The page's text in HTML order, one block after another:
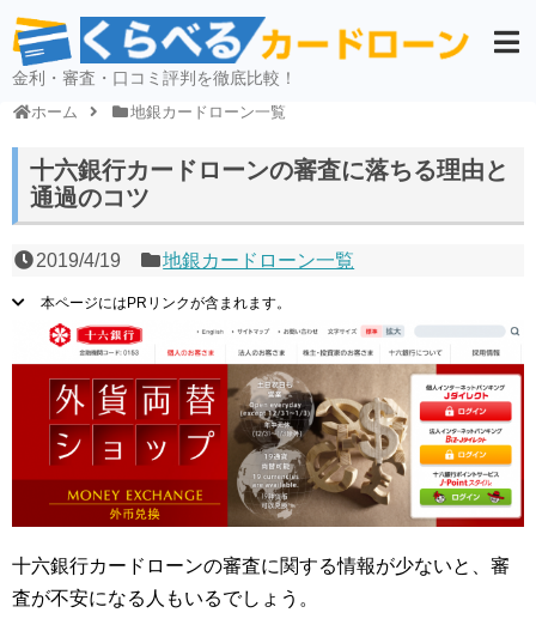
金利・審査・口コミ評判を徹底比較！
ホーム 地銀カードローン一覧
十六銀行カードローンの審査に落ちる理由と
通過のコツ
2019/4/19 地銀カードローン一覧
本ページにはPRリンクが含まれます。
十六銀行カードローンの審査に関する情報が少ないと、審
査が不安になる人もいるでしょう。